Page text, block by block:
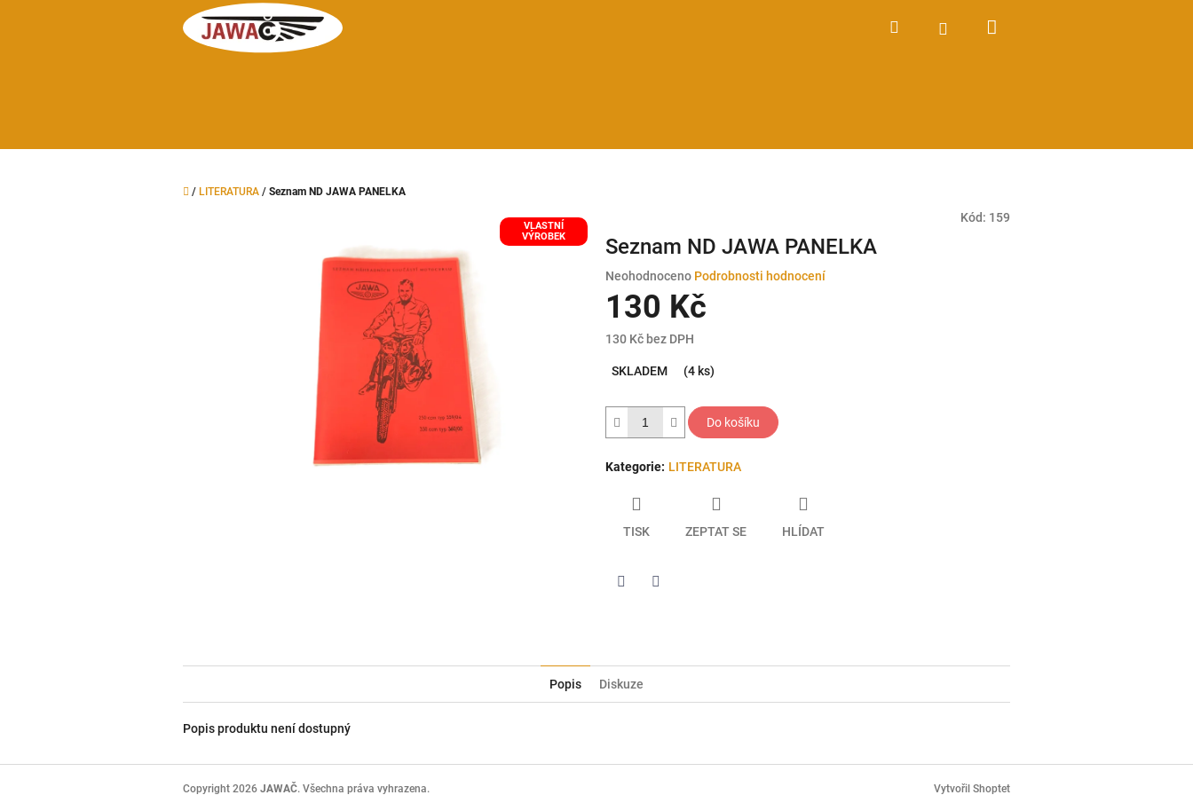
Hledat Přihlášení
Domů
/ LITERATURA / Seznam ND JAWA PANELKA
VLASTNÍ
VÝROBEK
Kód: 159
Seznam ND JAWA PANELKA
Průměrné
hodnocení
produktu
0,0
Neohodnoceno Podrobnosti hodnocení
130 Kč
130 Kč bez DPH
cena:
SKLADEM (4 ks)
Do košíku
Kategorie: LITERATURA
TISK ZEPTAT SE HLÍDAT
Popis Diskuze
Popis produktu není dostupný
Vytvořil Shoptet
Copyright 2026 JAWAČ. Všechna práva vyhrazena.